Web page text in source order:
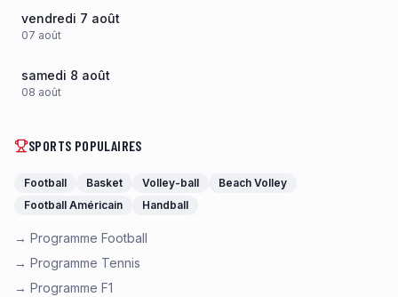
vendredi 7 août
07 août
samedi 8 août
08 août
SPORTS POPULAIRES
Football Basket Volley-ball
Beach Volley
Football Américain
Handball
→ Programme Football
→ Programme Tennis
→ Programme F1